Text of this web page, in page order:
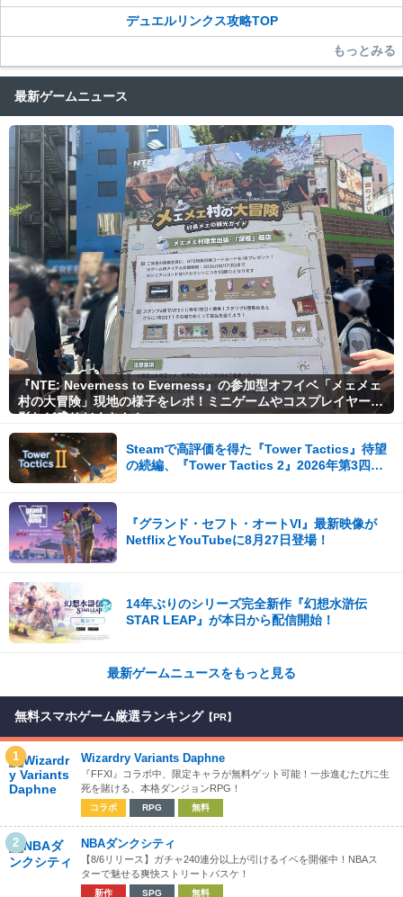
デュエルリンクス攻略TOP
もっとみる
最新ゲームニュース
『NTE: Neverness to Everness』の参加型オフイベ「メェメェ
村の大冒険」現地の様子をレポ！ミニゲームやコスプレイヤー撮
影など盛りだくさん！
Steamで高評価を得た『Tower Tactics』待望
の続編、『Tower Tactics 2』2026年第3四半
『グランド・セフト・オートVI』最新映像が
NetflixとYouTubeに8月27日登場！
14年ぶりのシリーズ完全新作『幻想水滸伝
STAR LEAP』が本日から配信開始！
最新ゲームニュースをもっと見る
無料スマホゲーム厳選ランキング 【PR】
1 Wizardry Variants Daphne
『FFXI』コラボ中、限定キャラが無料ゲット可能！一歩進むたびに生
死を賭ける、本格ダンジョンRPG！
コラボ RPG 無料
2 NBAダンクシティ
【8/6リリース】ガチャ240連分以上が引けるイベを開催中！NBAス
ターで魅せる爽快ストリートバスケ！
新作 SPG 無料